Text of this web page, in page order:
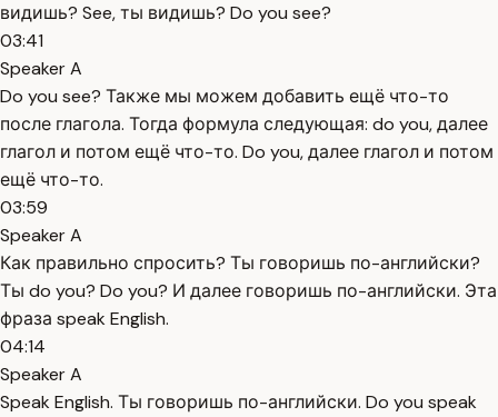
видишь? See, ты видишь? Do you see?
03:41
Speaker A
Do you see? Также мы можем добавить ещё что-то
после глагола. Тогда формула следующая: do you, далее
глагол и потом ещё что-то. Do you, далее глагол и потом
ещё что-то.
03:59
Speaker A
Как правильно спросить? Ты говоришь по-английски?
Ты do you? Do you? И далее говоришь по-английски. Эта
фраза speak English.
04:14
Speaker A
Speak English. Ты говоришь по-английски. Do you speak